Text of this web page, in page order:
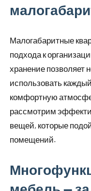
Малогабаритные
подхода к
хранение позволяет
использовать
комфортную
рассмотрим
вещей, которые
помещений.